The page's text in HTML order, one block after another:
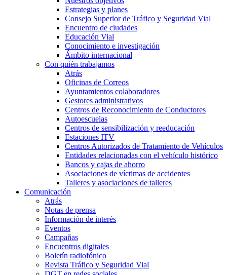
Estrategias y planes
Consejo Superior de Tráfico y Seguridad Vial
Encuentro de ciudades
Educación Vial
Conocimiento e investigación
Ámbito internacional
Con quién trabajamos
Atrás
Oficinas de Correos
Ayuntamientos colaboradores
Gestores administrativos
Centros de Reconocimiento de Conductores
Autoescuelas
Centros de sensibilización y reeducación
Estaciones ITV
Centros Autorizados de Tratamiento de Vehículos
Entidades relacionadas con el vehículo histórico
Bancos y cajas de ahorro
Asociaciones de víctimas de accidentes
Talleres y asociaciones de talleres
Comunicación
Atrás
Notas de prensa
Información de interés
Eventos
Campañas
Encuentros digitales
Boletín radiofónico
Revista Tráfico y Seguridad Vial